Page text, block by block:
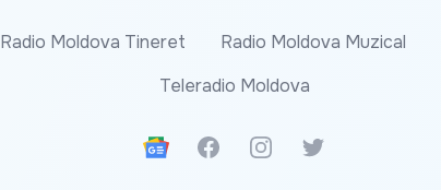
Radio Moldova Tineret Radio Moldova Muzical
Teleradio Moldova
Google News
FacebookInstagramTwitter